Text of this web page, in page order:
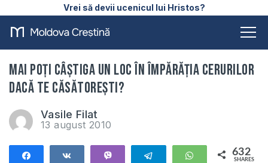
Vrei să devii ucenicul lui Hristos?
Mai poţi câştiga un loc în Împărăţia cerurilor
dacă te căsătoreşti?
Vasile Filat
13 august 2010
Telegram WhatsApp
632
SHARES